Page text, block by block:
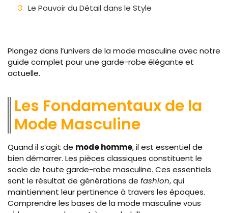
Le Pouvoir du Détail dans le Style
Plongez dans l’univers de la mode masculine avec notre
guide complet pour une garde-robe élégante et
actuelle.
Les Fondamentaux de la
Mode Masculine
Quand il s’agit de mode homme, il est essentiel de
bien démarrer. Les pièces classiques constituent le
socle de toute garde-robe masculine. Ces essentiels
sont le résultat de générations de fashion, qui
maintiennent leur pertinence à travers les époques.
Comprendre les bases de la mode masculine vous